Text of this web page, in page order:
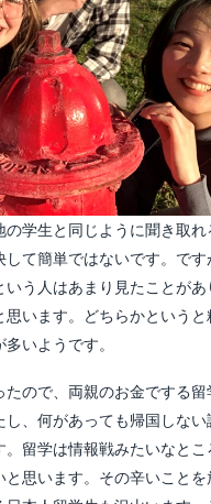
学生と同じように聞き取
て簡単ではないです。で
う人はあまり見たことが
います。どちらかという
いようです。
ので、両親のお金でする
、何があっても帰国しな
留学は情報戦みたいなと
思います。その辛いこと